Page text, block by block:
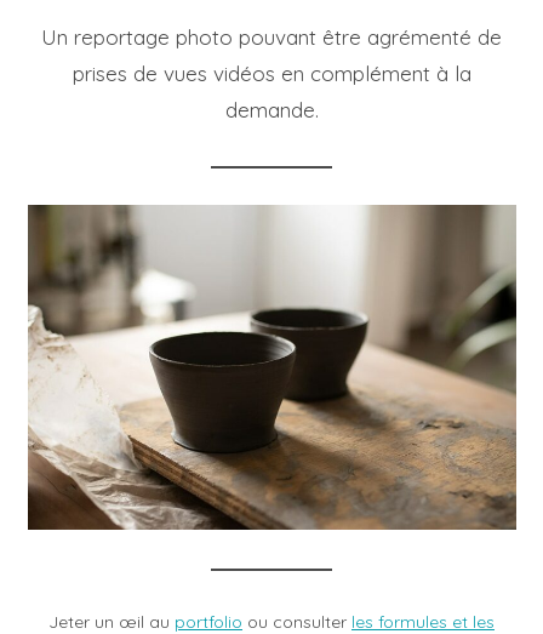
Un reportage photo pouvant être agrémenté de
prises de vues vidéos en complément à la
demande.
Jeter un œil au portfolio ou consulter les formules et les